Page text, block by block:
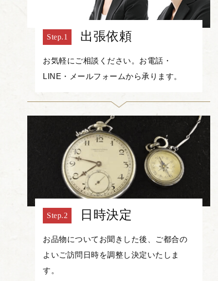
出張依頼
お気軽にご相談ください。お電話・
LINE・メールフォームから承ります。
日時決定
お品物についてお聞きした後、ご都合の
よいご訪問日時を調整し決定いたしま
す。